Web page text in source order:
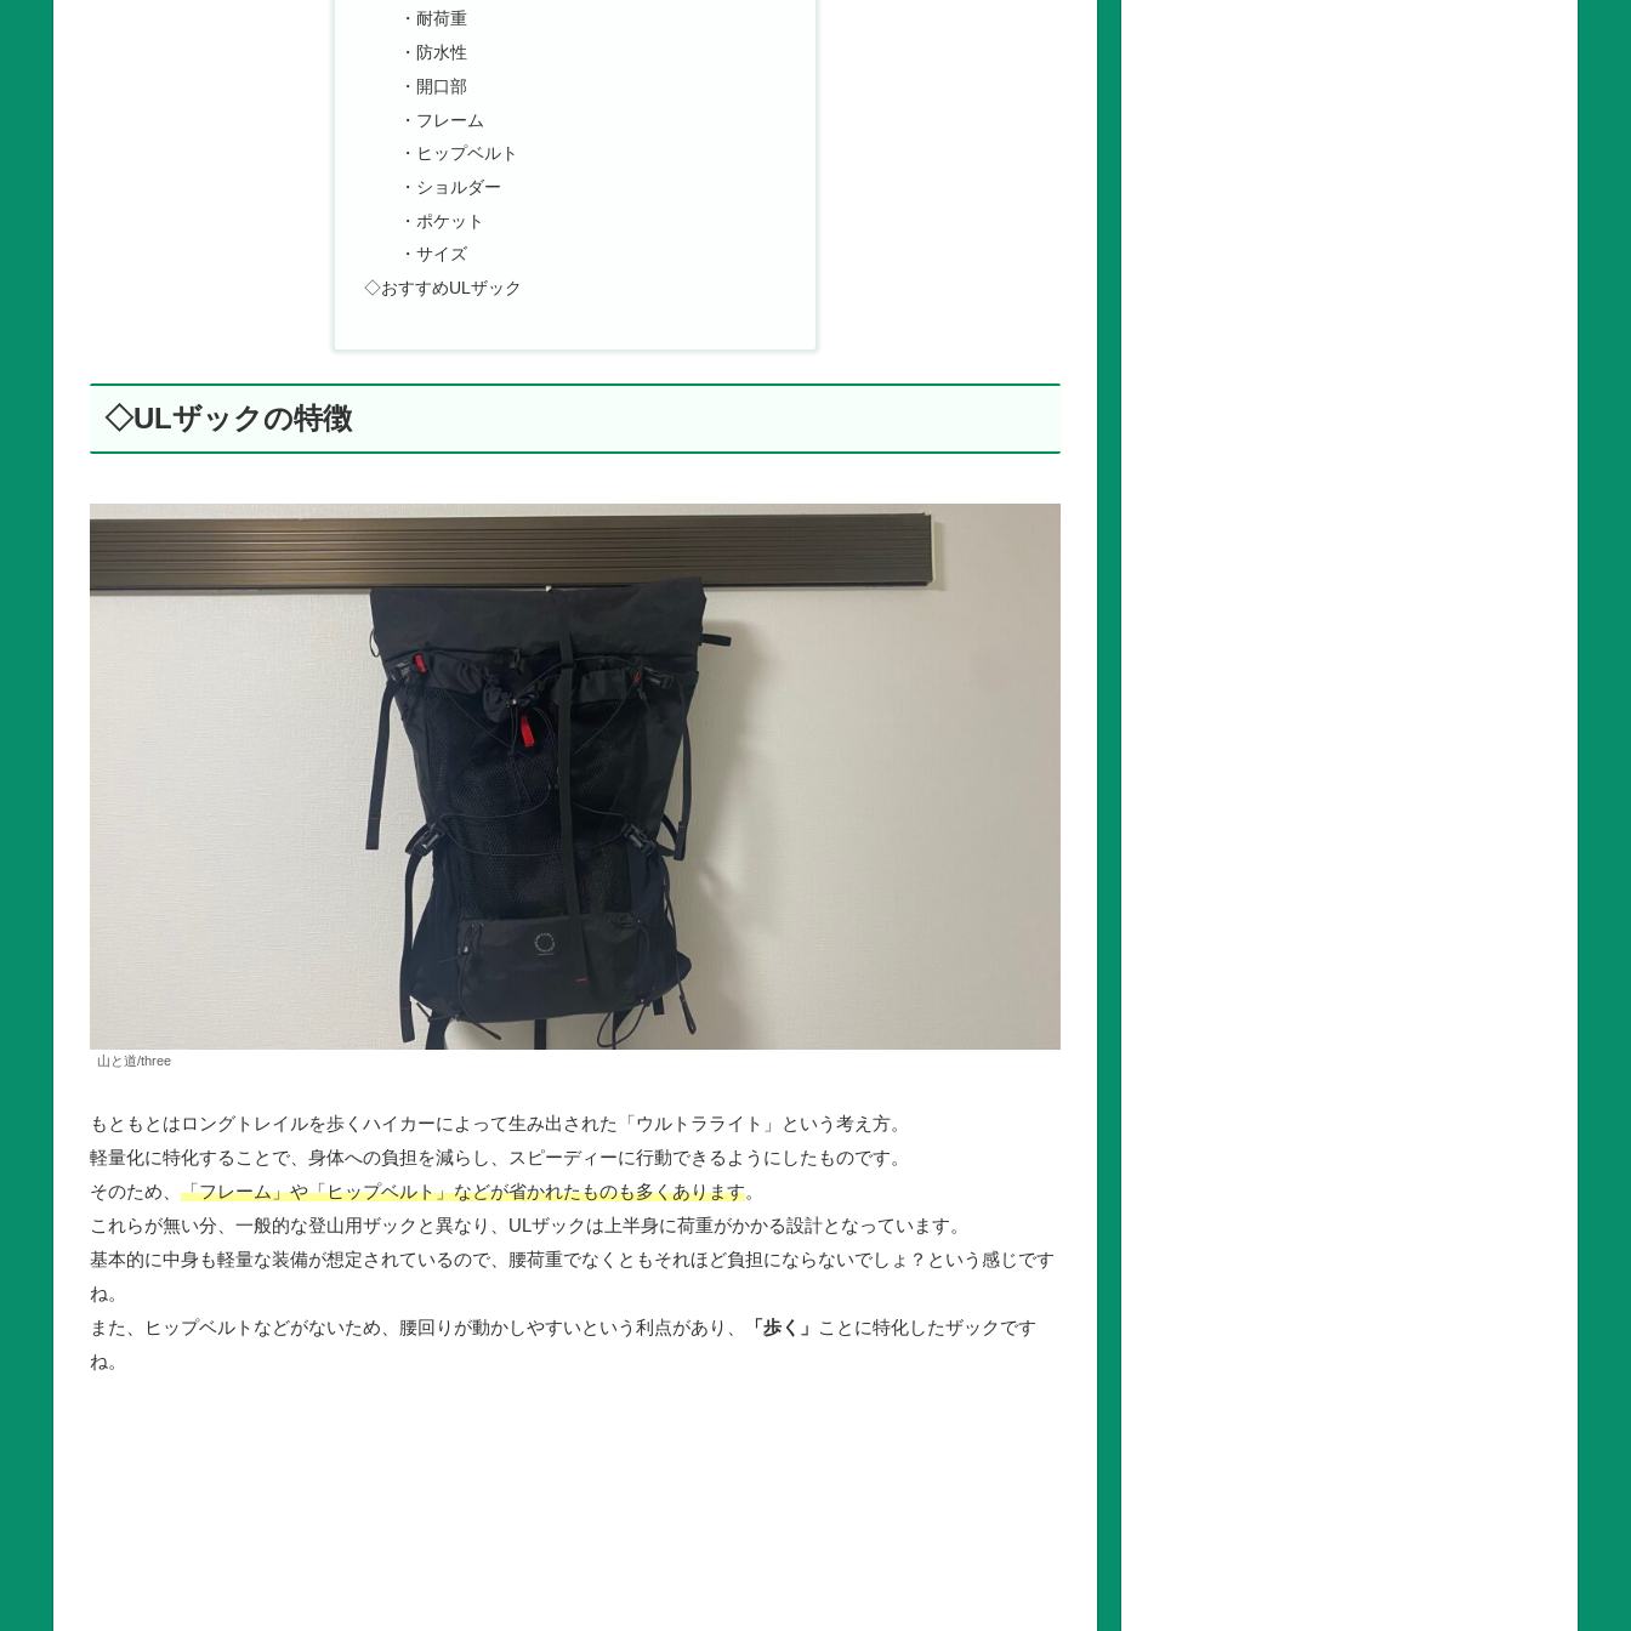
・耐荷重
・防水性
・開口部
・フレーム
・ヒップベルト
・ショルダー
・ポケット
・サイズ
◇おすすめULザック
◇ULザックの特徴
山と道/three
もともとはロングトレイルを歩くハイカーによって生み出された「ウルトラライト」という考え方。
軽量化に特化することで、身体への負担を減らし、スピーディーに行動できるようにしたものです。
そのため、 「フレーム」や「ヒップベルト」などが省かれたものも多くあります。
これらが無い分、一般的な登山用ザックと異なり、ULザックは上半身に荷重がかかる設計となっています。
基本的に中身も軽量な装備が想定されているので、腰荷重でなくともそれほど負担にならないでしょ？という感じです
ね。
また、ヒップベルトなどがないため、腰回りが動かしやすいという利点があり、
「歩く」 ことに特化したザックです
ね。